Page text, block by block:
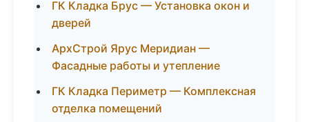
ГК Кладка Брус — Установка окон и
дверей
АрхСтрой Ярус Меридиан —
Фасадные работы и утепление
ГК Кладка Периметр — Комплексная
отделка помещений